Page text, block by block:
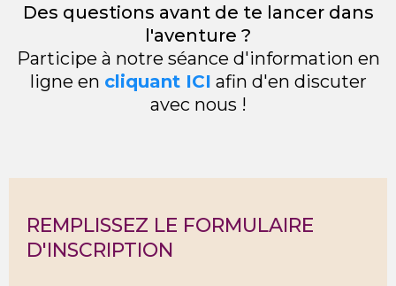
Des questions avant de te lancer dans
l'aventure ?
Participe à notre séance d'information en
ligne en cliquant ICI afin d'en discuter
avec nous !
REMPLISSEZ LE FORMULAIRE
D'INSCRIPTION